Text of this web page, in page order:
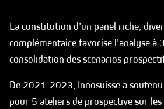
La constitution d’un panel riche,
complémentaire favorise l’analyse à
consolidation des scenarios
De 2021-2023, Innosuisse a
pour 5 ateliers de prospective sur les